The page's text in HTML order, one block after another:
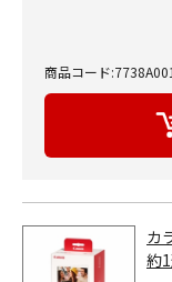
商品コード:7738A001
カ
約